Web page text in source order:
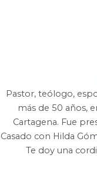
Pastor, teólogo,
más de 50 años,
Cartagena. Fue
Casado con Hilda
Te doy una